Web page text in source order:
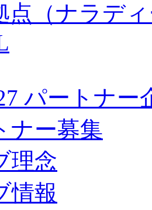
点（ナラデ
パートナー
ナー募集
理念
情報